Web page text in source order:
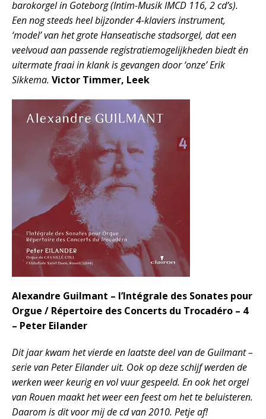
barokorgel in Goteborg (Intim-Musik IMCD 116, 2 cd’s).
Een nog steeds heel bijzonder 4-klaviers instrument,
‘model’ van het grote Hanseatische stadsorgel, dat een
veelvoud aan passende registratiemogelijkheden biedt én
uitermate fraai in klank is gevangen door ‘onze’ Erik
Sikkema. Victor Timmer, Leek
Alexandre Guilmant – l’Intégrale des Sonates pour
Orgue / Répertoire des Concerts du Trocadéro – 4
– Peter Eilander
Dit jaar kwam het vierde en laatste deel van de Guilmant –
serie van Peter Eilander uit. Ook op deze schijf werden de
werken weer keurig en vol vuur gespeeld. En ook het orgel
van Rouen maakt het weer een feest om het te beluisteren.
Daarom is dit voor mij de cd van 2010. Petje af!